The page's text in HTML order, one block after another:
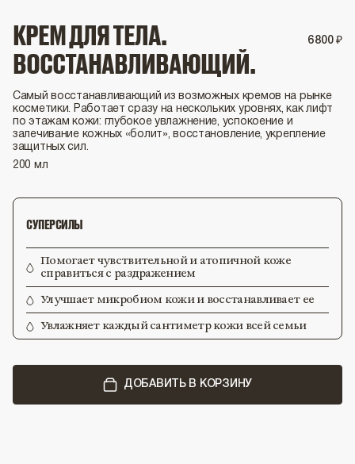
КРЕМ ДЛЯ ТЕЛА.
ВОССТАНАВЛИВАЮЩИЙ.
6800₽
Самый восстанавливающий из возможных кремов на рынке
косметики. Работает сразу на нескольких уровнях, как лифт
по этажам кожи: глубокое увлажнение, успокоение и
залечивание кожных «болит», восстановление, укрепление
защитных сил.
200 мл
СУПЕРСИЛЫ
Помогает чувствительной и атопичной коже
справиться с раздражением
Улучшает микробиом кожи и восстанавливает ее
Увлажняет каждый сантиметр кожи всей семьи
ДОБАВИТЬ В КОРЗИНУ